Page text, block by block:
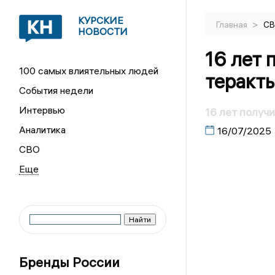
КУРСКИЕ
НОВОСТИ
100 самых влиятельных людей
События недели
Интервью
Аналитика
СВО
Бренды России
Главная >
16 лет
16 лет
16/07/2025